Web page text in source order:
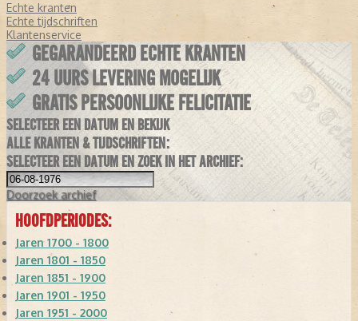
Echte kranten
Echte tijdschriften
Klantenservice
GEGARANDEERD ECHTE KRANTEN
24 UURS LEVERING MOGELIJK
GRATIS PERSOONLIJKE FELICITATIE
SELECTEER EEN DATUM EN BEKIJK
ALLE KRANTEN & TIJDSCHRIFTEN:
SELECTEER EEN DATUM EN ZOEK IN HET ARCHIEF:
Doorzoek archief
HOOFDPERIODES:
Jaren 1700 - 1800
Jaren 1801 - 1850
Jaren 1851 - 1900
Jaren 1901 - 1950
Jaren 1951 - 2000